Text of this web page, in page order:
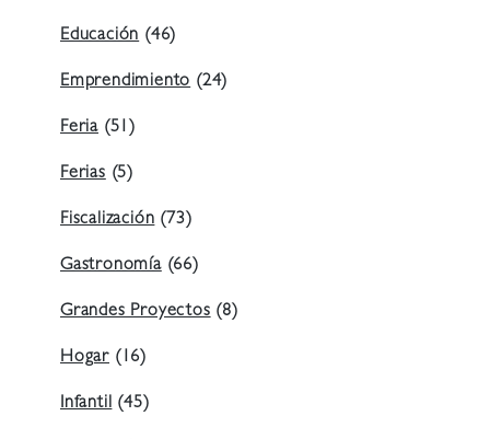
Educación (46)
Emprendimiento (24)
Feria (51)
Ferias (5)
Fiscalización (73)
Gastronomía(66)
Grandes Proyectos (8)
Hogar (16)
Infantil (45)